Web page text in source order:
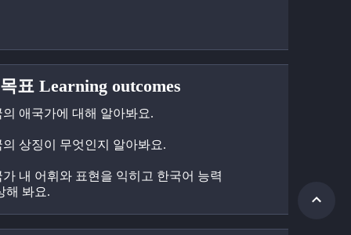
표 Learning outcomes
의 애국가에 대해 알아봐요.
의 상징이 무엇인지 알아봐요.
가 내 어휘와 표현을 익히고 한국어 능력
해 봐요.